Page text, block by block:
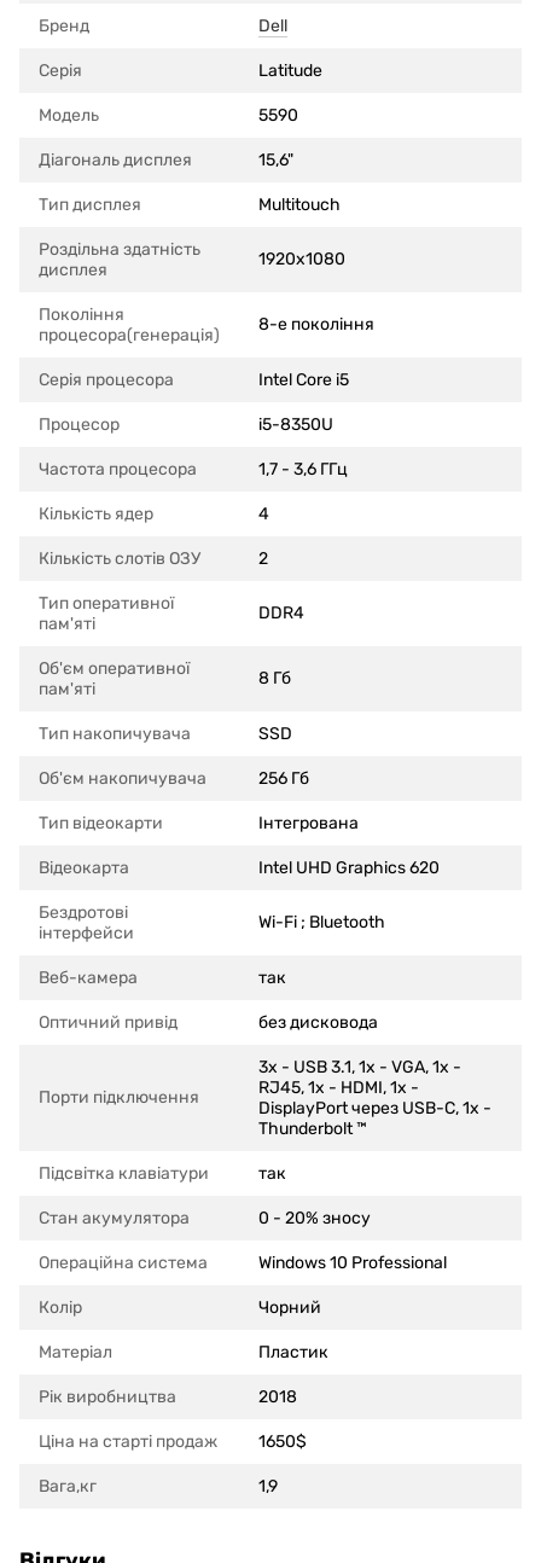
Бренд Dell
Серія Latitude
Модель 5590
Діагональ дисплея 15,6"
Тип дисплея Multitouch
Роздільна здатність
дисплея
1920x1080
Покоління
процесора(генерація)
8-е покоління
Серія процесора Intel Core i5
Процесор i5-8350U
Частота процесора 1,7 - 3,6 ГГц
Кількість ядер 4
Кількість слотів ОЗУ 2
Тип оперативної
пам'яті
DDR4
Об'єм оперативної
пам'яті
8 Гб
Тип накопичувача SSD
Об'єм накопичувача 256 Гб
Тип відеокарти Інтегрована
Відеокарта Intel UHD Graphics 620
Бездротові
інтерфейси
Wi-Fi ; Bluetooth
Веб-камера так
Оптичний привід без дисковода
Порти підключення
3x - USB 3.1, 1x - VGA, 1x -
RJ45, 1x - HDMI, 1x -
DisplayPort через USB-C, 1x -
Thunderbolt ™
Підсвітка клавіатури так
Стан акумулятора 0 - 20% зносу
Операційна система Windows 10 Professional
Колір Чорний
Матеріал Пластик
Рік виробництва 2018
Ціна на старті продаж 1650$
Вага,кг 1,9